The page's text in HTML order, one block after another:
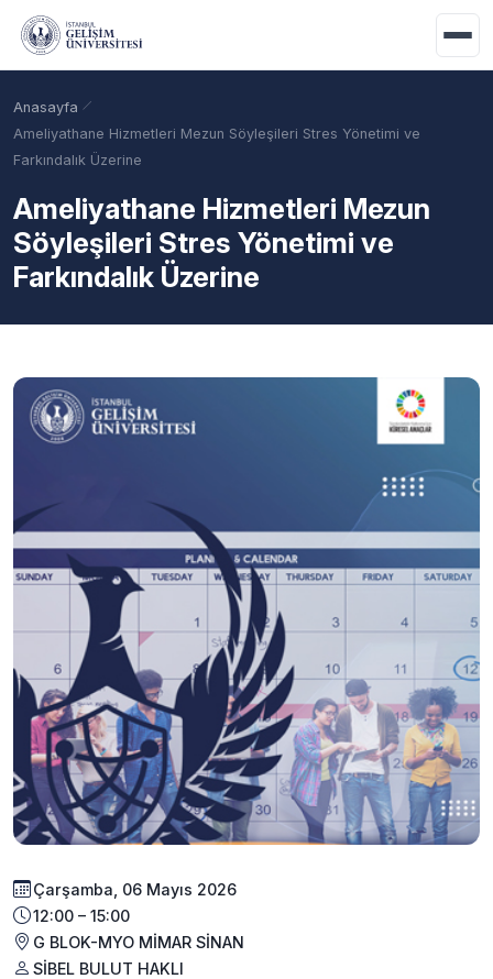
Ana içeriğe geç
Akademik Takvim Burslar Taban Puanlar
Anasayfa
Ameliyathane Hizmetleri Mezun Söyleşileri Stres Yönetimi ve
Farkındalık Üzerine
Ameliyathane Hizmetleri Mezun
Söyleşileri Stres Yönetimi ve
Farkındalık Üzerine
Çarşamba, 06 Mayıs 2026
12:00 – 15:00
G BLOK-MYO MİMAR SİNAN
SİBEL BULUT HAKLI